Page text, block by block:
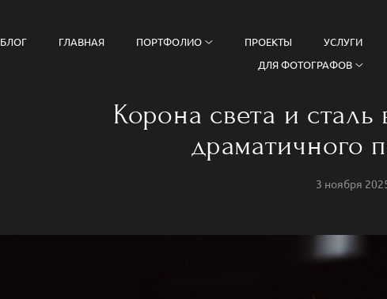
БЛОГ ГЛАВНАЯ ПОРТФОЛИО ПРОЕКТЫ УСЛУГИ
ДЛЯ ФОТОГРАФОВ
Корона света и сталь
драматичного
3 ноября